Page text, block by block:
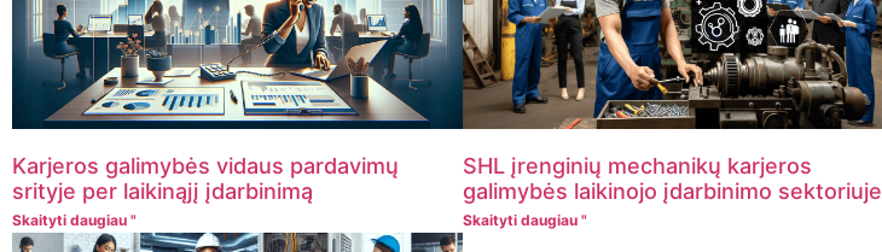
Karjeros galimybės vidaus pardavimų
srityje per laikinąjį įdarbinimą
Skaityti daugiau "
SHL įrenginių mechanikų karjeros
galimybės laikinojo įdarbinimo sektoriuje
Skaityti daugiau "